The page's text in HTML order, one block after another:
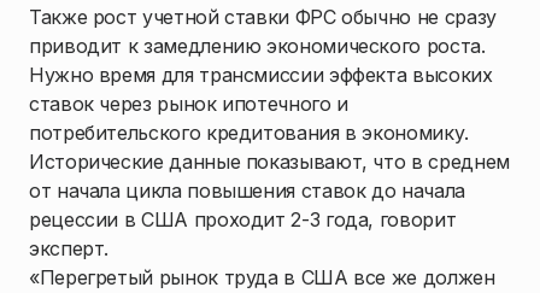
Также рост учетной ставки ФРС обычно не сразу
приводит к замедлению экономического роста.
Нужно время для трансмиссии эффекта высоких
ставок через рынок ипотечного и
потребительского кредитования в экономику.
Исторические данные показывают, что в среднем
от начала цикла повышения ставок до начала
рецессии в США проходит 2-3 года, говорит
эксперт.
«Перегретый рынок труда в США все же должен